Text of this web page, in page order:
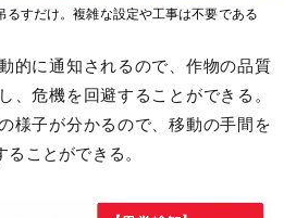
るすだけ。複雑な設定や工事は不要である
的に通知されるので、作物の品質
、危機を回避することができる。
様子が分かるので、移動の手間を
ことができる。